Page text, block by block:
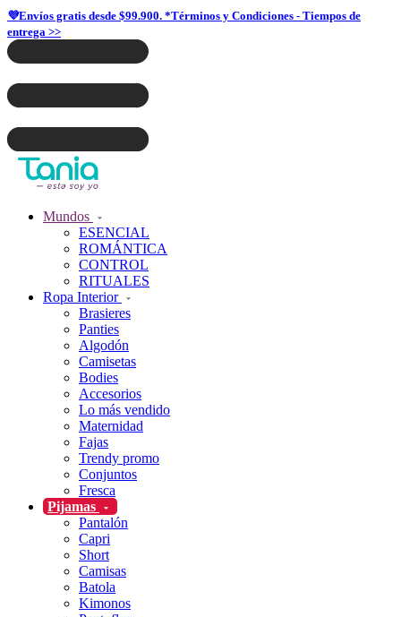
💜Envíos gratis desde $99.900. *Términos y Condiciones - Tiempos de
entrega >>
Mundos
ESENCIAL
ROMÁNTICA
CONTROL
RITUALES
Ropa Interior
Brasieres
Panties
Algodón
Camisetas
Bodies
Accesorios
Lo más vendido
Maternidad
Fajas
Trendy promo
Conjuntos
Fresca
Pijamas
Pantalón
Capri
Short
Camisas
Batola
Kimonos